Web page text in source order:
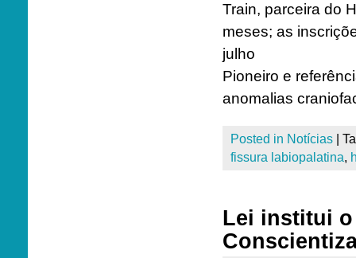
Train, parceira do
meses; as
julho
Pioneiro e
anomalias
Posted in Notícias
fissura labiopalatina,
Lei institui o